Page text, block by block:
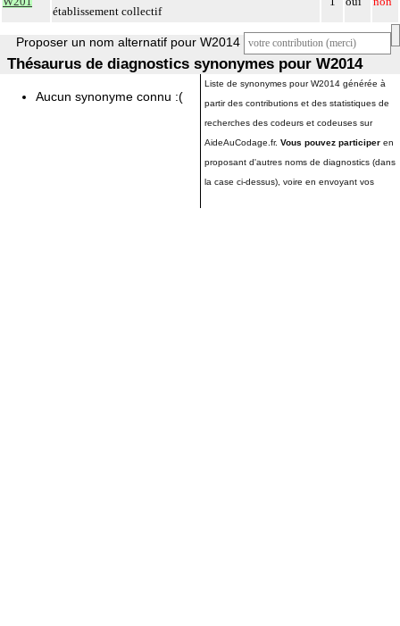
établissement collectif
Proposer un nom alternatif pour W2014
Thésaurus de diagnostics synonymes pour W2014
Aucun synonyme connu :(
Liste de synonymes pour W2014 générée à
partir des contributions et des statistiques de
recherches des codeurs et codeuses sur
AideAuCodage.fr. Vous pouvez participer en
proposant d'autres noms de diagnostics (dans
la case ci-dessus), voire en envoyant vos